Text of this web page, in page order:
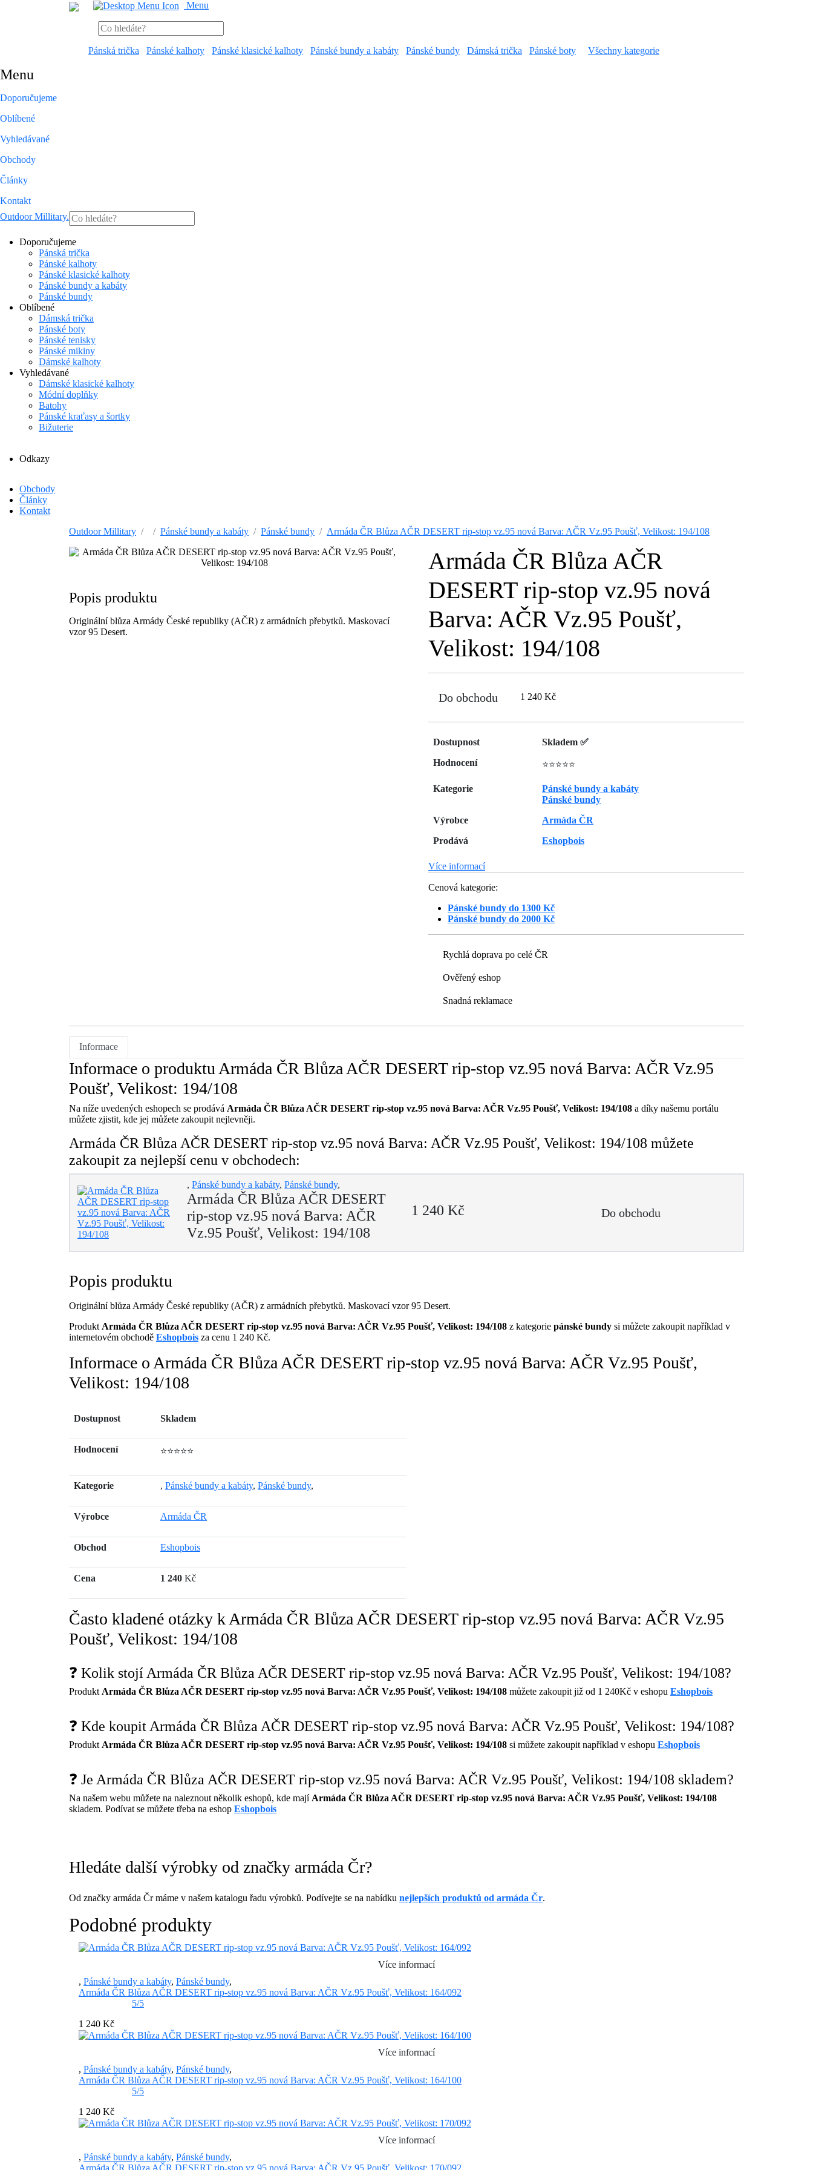
Menu
Pánská trička Pánské kalhoty Pánské klasické kalhoty Pánské bundy a kabáty Pánské bundy Dámská trička Pánské boty Všechny kategorie
Menu
Doporučujeme
Oblíbené
Vyhledávané
Obchody
Články
Kontakt
Outdoor Millitary.
Doporučujeme
Pánská trička
Pánské kalhoty
Pánské klasické kalhoty
Pánské bundy a kabáty
Pánské bundy
Oblíbené
Dámská trička
Pánské boty
Pánské tenisky
Pánské mikiny
Dámské kalhoty
Vyhledávané
Dámské klasické kalhoty
Módní doplňky
Batohy
Pánské kraťasy a šortky
Bižuterie
Odkazy
Obchody
Články
Kontakt
Outdoor Millitary
Pánské bundy a kabáty Pánské bundy Armáda ČR Blůza AČR DESERT rip-stop vz.95 nová Barva: AČR Vz.95 Poušť, Velikost: 194/108
Popis produktu
Originální blůza Armády České republiky (AČR) z armádních přebytků. Maskovací
vzor 95 Desert.
Armáda ČR Blůza AČR
DESERT rip-stop vz.95 nová
Barva: AČR Vz.95 Poušť,
Velikost: 194/108
Do obchodu 1 240 Kč
Dostupnost
Skladem ✅
Hodnocení
⭐⭐⭐⭐⭐
Kategorie
Pánské bundy a kabáty
Pánské bundy
Výrobce
Armáda ČR
Prodává
Eshopbois
Více informací
Cenová kategorie:
Pánské bundy do 1300 Kč
Pánské bundy do 2000 Kč
Rychlá doprava po celé ČR
Ověřený eshop
Snadná reklamace
Informace
Informace o produktu Armáda ČR Blůza AČR DESERT rip-stop vz.95 nová Barva: AČR Vz.95
Poušť, Velikost: 194/108
Na níže uvedených eshopech se prodává Armáda ČR Blůza AČR DESERT rip-stop vz.95 nová Barva: AČR Vz.95 Poušť, Velikost: 194/108 a díky našemu portálu
můžete zjistit, kde jej můžete zakoupit nejlevněji.
Armáda ČR Blůza AČR DESERT rip-stop vz.95 nová Barva: AČR Vz.95 Poušť, Velikost: 194/108 můžete
zakoupit za nejlepší cenu v obchodech:
,Pánské bundy a kabáty,Pánské bundy,
Armáda ČR Blůza AČR DESERT
rip-stop vz.95 nová Barva: AČR
Vz.95 Poušť, Velikost: 194/108
1 240 Kč Do obchodu
Popis produktu
Originální blůza Armády České republiky (AČR) z armádních přebytků. Maskovací vzor 95 Desert.
Produkt Armáda ČR Blůza AČR DESERT rip-stop vz.95 nová Barva: AČR Vz.95 Poušť, Velikost: 194/108 z kategorie pánské bundy si můžete zakoupit například v
internetovém obchodě Eshopbois za cenu 1 240 Kč.
Informace o Armáda ČR Blůza AČR DESERT rip-stop vz.95 nová Barva: AČR Vz.95 Poušť,
Velikost: 194/108
Dostupnost Skladem
Hodnocení ⭐⭐⭐⭐⭐
Kategorie , Pánské bundy a kabáty, Pánské bundy,
Výrobce Armáda ČR
Obchod Eshopbois
Cena 1 240 Kč
Často kladené otázky k Armáda ČR Blůza AČR DESERT rip-stop vz.95 nová Barva: AČR Vz.95
Poušť, Velikost: 194/108
❓ Kolik stojí Armáda ČR Blůza AČR DESERT rip-stop vz.95 nová Barva: AČR Vz.95 Poušť, Velikost: 194/108?
Produkt Armáda ČR Blůza AČR DESERT rip-stop vz.95 nová Barva: AČR Vz.95 Poušť, Velikost: 194/108 můžete zakoupit již od 1 240Kč v eshopu Eshopbois
❓ Kde koupit Armáda ČR Blůza AČR DESERT rip-stop vz.95 nová Barva: AČR Vz.95 Poušť, Velikost: 194/108?
Produkt Armáda ČR Blůza AČR DESERT rip-stop vz.95 nová Barva: AČR Vz.95 Poušť, Velikost: 194/108 si můžete zakoupit například v eshopu Eshopbois
❓ Je Armáda ČR Blůza AČR DESERT rip-stop vz.95 nová Barva: AČR Vz.95 Poušť, Velikost: 194/108 skladem?
Na našem webu můžete na naleznout několik eshopů, kde mají Armáda ČR Blůza AČR DESERT rip-stop vz.95 nová Barva: AČR Vz.95 Poušť, Velikost: 194/108
skladem. Podívat se můžete třeba na eshop Eshopbois
Hledáte další výrobky od značky armáda Čr?
Od značky armáda Čr máme v našem katalogu řadu výrobků. Podívejte se na nabídku nejlepších produktů od armáda Čr.
Podobné produkty
Více informací
, Pánské bundy a kabáty, Pánské bundy,
Armáda ČR Blůza AČR DESERT rip-stop vz.95 nová Barva: AČR Vz.95 Poušť, Velikost: 164/092
5/5
1 240 Kč
Více informací
, Pánské bundy a kabáty, Pánské bundy,
Armáda ČR Blůza AČR DESERT rip-stop vz.95 nová Barva: AČR Vz.95 Poušť, Velikost: 164/100
5/5
1 240 Kč
Více informací
, Pánské bundy a kabáty, Pánské bundy,